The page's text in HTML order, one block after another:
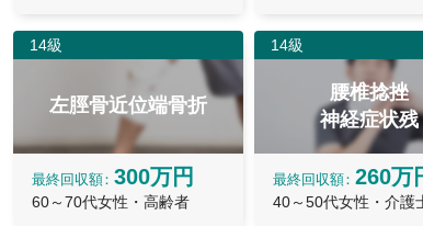
14級
左脛骨近位端骨折
最終回収額 300万円
60～70代女性・高齢者
14級
腰椎捻挫
神経症状残
最終回収額 260万
40～50代女性・介護